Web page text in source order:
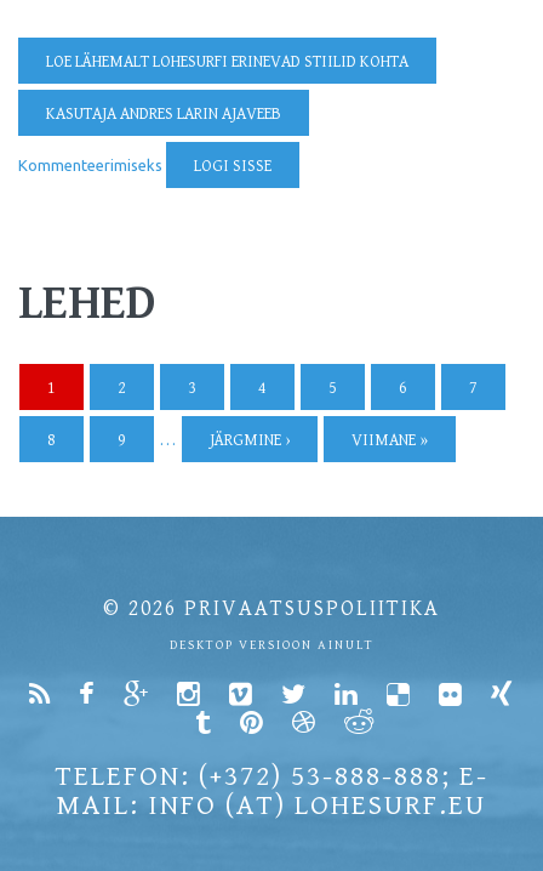
LOE LÄHEMALTLOHESURFI ERINEVAD STIILID KOHTA
KASUTAJA ANDRES LARIN AJAVEEB
Kommenteerimiseks LOGI SISSE
LEHED
1 2 3 4 5 6 7
8 9 … JÄRGMINE › VIIMANE »
© 2026 PRIVAATSUSPOLIITIKA
DESKTOP VERSIOON AINULT
TELEFON: (+372) 53-888-888; E-
MAIL: INFO (AT) LOHESURF.EU